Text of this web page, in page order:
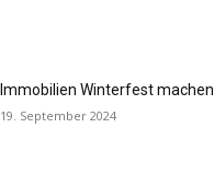
Immobilien Winterfest machen
19. September 2024